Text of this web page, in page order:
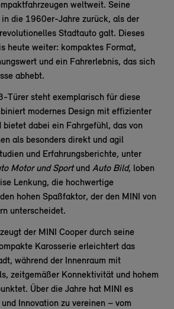
weltweit. Seine
die 1960er-Jahre zurück, als der
Stadtauto galt. Dieses
heute weiter: kompaktes Format,
und ein Fahrerlebnis, das sich
abhebt.
Türer steht exemplarisch für diese
modernes Design mit effizienter
bietet dabei ein Fahrgefühl, das von
als besonders direkt und agil
und Erfahrungsberichte, unter
Motor und Sportund Auto Bild, loben
Lenkung, die hochwertige
hohen Spaßfaktor, der den MINI von
unterscheidet.
der MINI Cooper durch seine
Karosserie erleichtert das
während der Innenraum mit
zeitgemäßer Konnektivität und hohem
Über die Jahre hat MINI es
Innovation zu vereinen – vom